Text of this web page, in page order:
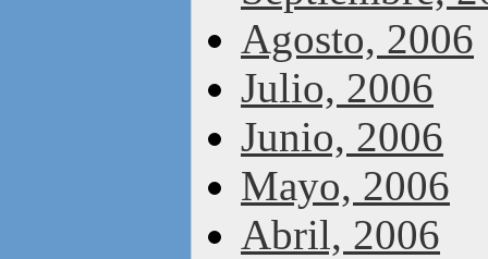
Agosto, 2006
Julio, 2006
Junio, 2006
Mayo, 2006
Abril, 2006